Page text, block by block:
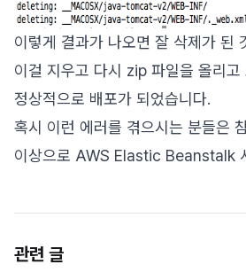
이렇게 결과가 나오면 잘 삭제가 된
이걸 지우고 다시 zip 파일을 올리고
정상적으로 배포가 되었습니다.
혹시 이런 에러를 겪으시는 분들은
이상으로 AWS Elastic Beanstalk
관련 글